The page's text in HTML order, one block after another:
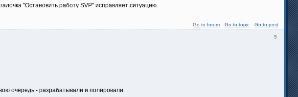
"Остановить работу SVP" исправляет ситуацию.
Go to forum Go to topic Go to post
5
очередь - разрабатывали и полировали.